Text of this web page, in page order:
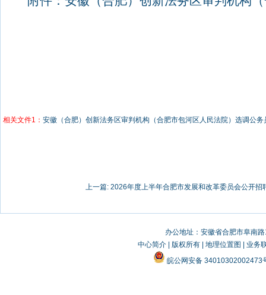
相关文件1： 安徽（合肥）创新法务区审判机构（合肥市包河区人民法院）选调公务
上一篇: 2026年度上半年合肥市发展和改革委员会公开招
办公地址：安徽省合肥市阜南
中心简介| 版权所有| 地理位置图
业务
皖公网安备 34010302002473